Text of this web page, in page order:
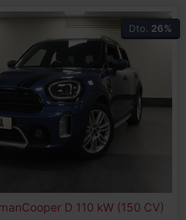
Dto. 26%
Cooper D 110 kW (150 CV)